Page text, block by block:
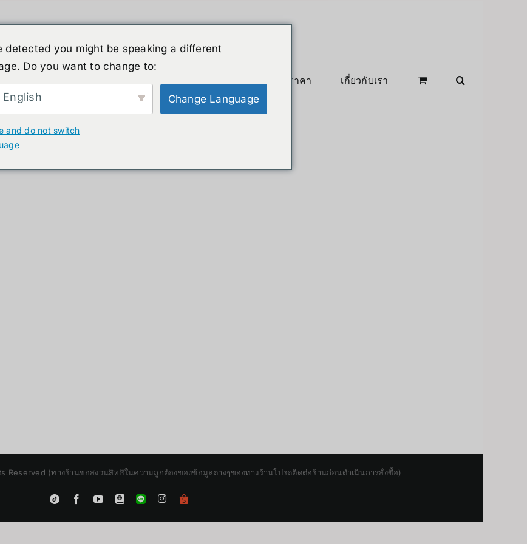
สินค้าลดราคา เกี่ยวกับเรา
Reserved (ทางร้านขอสงวนสิทธิในความถูกต้องของข้อมูลต่างๆของทางร้านโปรดติดต่อร้านก่อนดำเนินการสั่งซื้อ)
Tiktok FacebookYouTube
Blogger
LINE
Instagram
Shopee
detected you might be speaking a different
Do you want to change to:
English Change Language
and do not switch
Japanese